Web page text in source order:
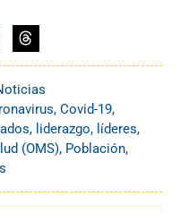
, Covid-19,
, liderazgo, líderes,
(OMS), Población,